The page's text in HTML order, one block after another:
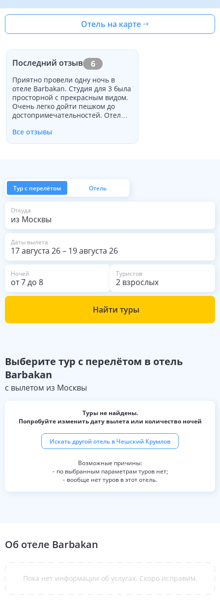
Отель на карте
Последний отзыв 6
Приятно провели одну ночь в
отеле Barbakan. Студия для 3 была
просторной с прекрасным видом.
Очень легко дойти пешком до
достопримечательностей. Отель
парковку, что было очень полезно.
Завтрак был не таким
Все отзывы
Тур с перелётом Отель
Откуда
из Москвы
Даты вылета
17 августа 26– 19 августа 26
Ночей
от7до 8
Туристов
2 взрослых
Найти туры
Выберите тур с перелётом в отель
Barbakan
с вылетом из Москвы
Туры не найдены.
Попробуйте изменить дату вылета или количество ночей
Искать другой отель вЧешский Крумлов
по выбранным параметрам туров нет;
вообще нет туров в этот отель.
Об отеле Barbakan
Пока нет информации об услугах. Скоро исправим.